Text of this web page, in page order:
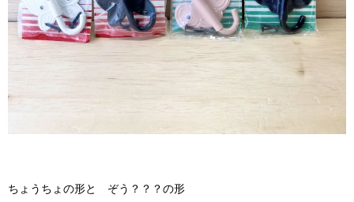
ちょうちょの形と ぞう？？？の形